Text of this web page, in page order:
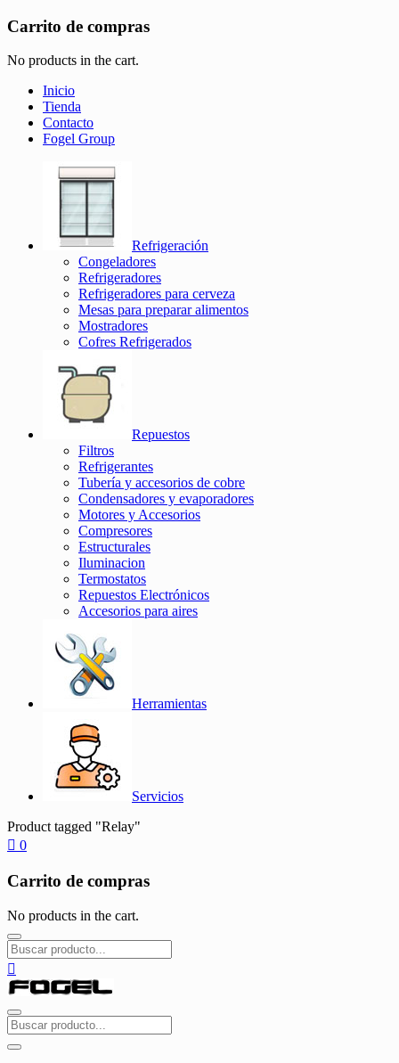
Carrito de compras
No products in the cart.
Inicio
Tienda
Contacto
Fogel Group
Refrigeración
Congeladores
Refrigeradores
Refrigeradores para cerveza
Mesas para preparar alimentos
Mostradores
Cofres Refrigerados
Repuestos
Filtros
Refrigerantes
Tubería y accesorios de cobre
Condensadores y evaporadores
Motores y Accesorios
Compresores
Estructurales
Iluminacion
Termostatos
Repuestos Electrónicos
Accesorios para aires
Herramientas
Servicios
Product tagged "Relay"
0
Carrito de compras
No products in the cart.